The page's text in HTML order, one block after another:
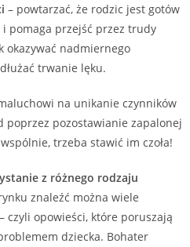
– powtarzać, że rodzic jest gotów
pomaga przejść przez trudy
okazywać nadmiernego
trwanie lęku.
na unikanie czynników
poprzez pozostawianie zapalonej
trzeba stawić im czoła!
z różnego rodzaju
znaleźć można wiele
– czyli opowieści, które poruszają
dziecka. Bohater